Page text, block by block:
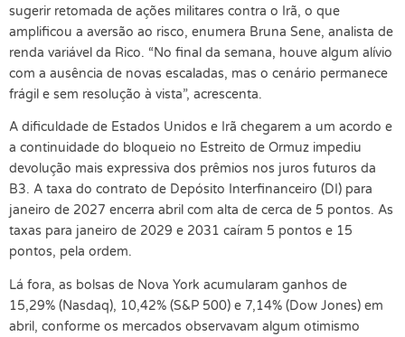
sugerir retomada de ações militares contra o Irã, o que
amplificou a aversão ao risco, enumera Bruna Sene, analista de
renda variável da Rico. “No final da semana, houve algum alívio
com a ausência de novas escaladas, mas o cenário permanece
frágil e sem resolução à vista”, acrescenta.
A dificuldade de Estados Unidos e Irã chegarem a um acordo e
a continuidade do bloqueio no Estreito de Ormuz impediu
devolução mais expressiva dos prêmios nos juros futuros da
B3. A taxa do contrato de Depósito Interfinanceiro (DI) para
janeiro de 2027 encerra abril com alta de cerca de 5 pontos. As
taxas para janeiro de 2029 e 2031 caíram 5 pontos e 15
pontos, pela ordem.
Lá fora, as bolsas de Nova York acumularam ganhos de
15,29% (Nasdaq), 10,42% (S&P 500) e 7,14% (Dow Jones) em
abril, conforme os mercados observavam algum otimismo